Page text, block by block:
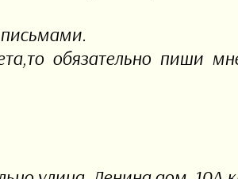
обязательно пиши